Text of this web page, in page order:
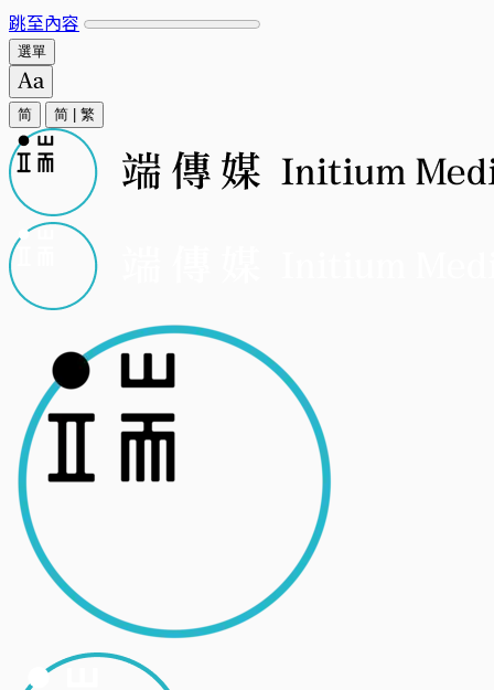
跳至內容
選單
简 简 繁